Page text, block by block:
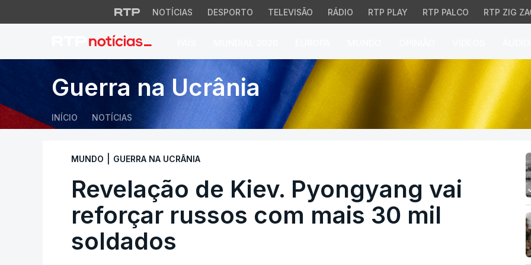
NOTÍCIAS DESPORTO TELEVISÃO RÁDIO RTP PLAY RTP PALCO RTP ZIG
Revelação de Kiev. Pyongyang vai
Guerra na Ucrânia
INÍCIO NOTÍCIAS
MUNDO GUERRA NA UCRÂNIA
Revelação de Kiev. Pyongyang vai
reforçar russos com mais 30 mil
soldados